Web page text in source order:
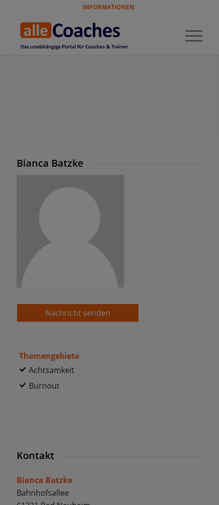
INFORMATIONEN
Bianca Batzke
Nachricht senden
Themengebiete
Achtsamkeit
Burnout
Kontakt
Bianca Batzke
Bahnhofsallee